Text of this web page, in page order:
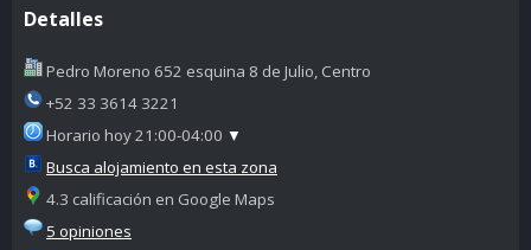
Detalles
Pedro Moreno 652 esquina 8 de Julio, Centro
+52 33 3614 3221
Horario hoy 21:00-04:00 ▼
Busca alojamiento en esta zona
4.3 calificación en Google Maps
5 opiniones